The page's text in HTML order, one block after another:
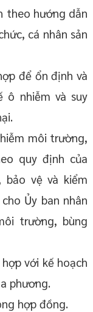
theo hướng dẫn
cá nhân sản
để ổn định và
ô nhiễm và suy
môi trường,
quy định của
vệ và kiểm
Ủy ban nhân
trường, bùng
với kế hoạch
phương.
hợp đồng.